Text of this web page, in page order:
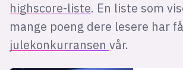
highscore-liste. En liste som
mange poeng dere lesere har
julekonkurransen vår.